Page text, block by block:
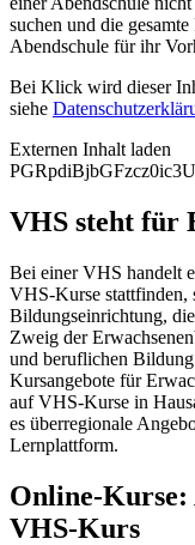
suchen und die
Abendschule für ihr
Bei Klick wird dieser
siehe
Externen Inhalt laden
VHS steht für
Bei einer VHS handelt
VHS-Kurse stattfinden,
Bildungseinrichtung,
Zweig der
und beruflichen Bildung
Kursangebote für
auf VHS-Kurse in
es überregionale
Lernplattform.
Online-Kurse:
VHS-Kurs